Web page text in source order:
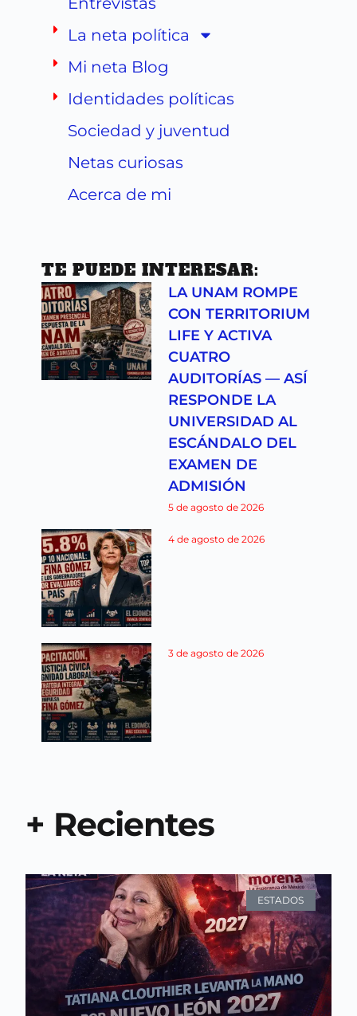
La neta política
Mi neta Blog
Identidades políticas
Sociedad y juventud
Netas curiosas
Acerca de mi
TE PUEDE INTERESAR:
LA UNAM ROMPE
CON TERRITORIUM
LIFE Y ACTIVA
CUATRO
AUDITORÍAS — ASÍ
RESPONDE LA
UNIVERSIDAD AL
ESCÁNDALO DEL
EXAMEN DE
ADMISIÓN
5 de agosto de 2026
4 de agosto de 2026
3 de agosto de 2026
+ Recientes
ESTADOS